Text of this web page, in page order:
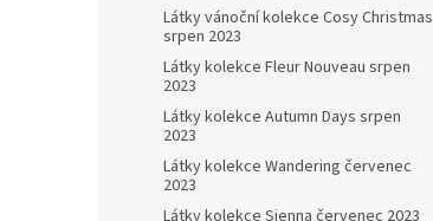
Látky vánoční kolekce Cosy Christmas
srpen 2023
Látky kolekce Fleur Nouveau srpen
2023
Látky kolekce Autumn Days srpen
2023
Látky kolekce Wandering červenec
2023
Látky kolekce Sienna červenec 2023